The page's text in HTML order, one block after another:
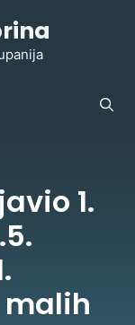
1.
malih